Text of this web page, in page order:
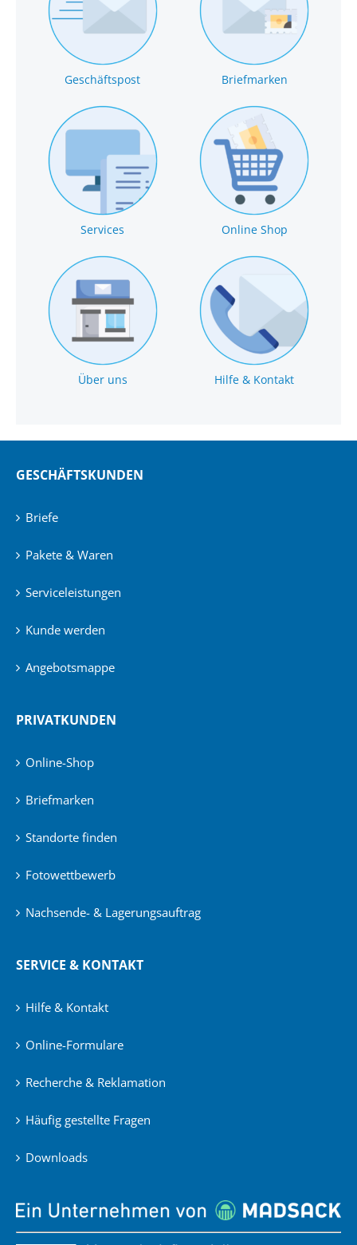
Geschäftspost Briefmarken
Services Online Shop
Über uns Hilfe & Kontakt
GESCHÄFTSKUNDEN
Briefe
Pakete & Waren
Serviceleistungen
Kunde werden
Angebotsmappe
PRIVATKUNDEN
Online-Shop
Briefmarken
Standorte finden
Fotowettbewerb
Nachsende- & Lagerungsauftrag
SERVICE & KONTAKT
Hilfe & Kontakt
Online-Formulare
Recherche & Reklamation
Häufig gestellte Fragen
Downloads